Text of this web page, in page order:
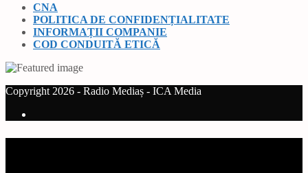
CNA
POLITICA DE CONFIDENȚIALITATE
INFORMAȚII COMPANIE
COD CONDUITĂ ETICĂ
Copyright 2026 - Radio Mediaș - ICA Media